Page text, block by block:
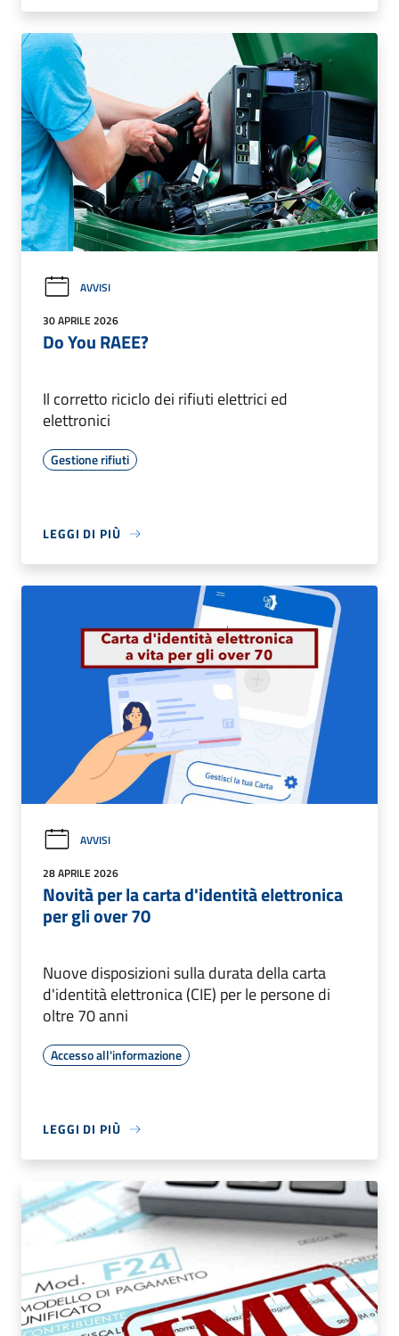
AVVISI
30 APRILE 2026
Do You RAEE?
Il corretto riciclo dei rifiuti elettrici ed
elettronici
Gestione rifiuti
LEGGI DI PIÙ
AVVISI
28 APRILE 2026
Novità per la carta d'identità elettronica
per gli over 70
Nuove disposizioni sulla durata della carta
d'identità elettronica (CIE) per le persone di
oltre 70 anni
Accesso all'informazione
LEGGI DI PIÙ